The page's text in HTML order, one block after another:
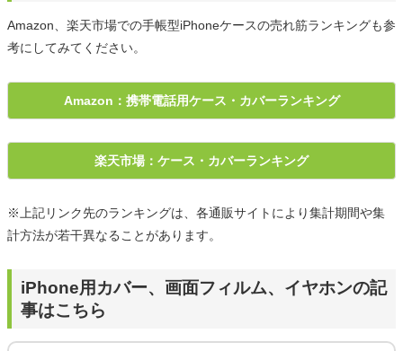
Amazon、楽天市場での手帳型iPhoneケースの売れ筋ランキングも参
考にしてみてください。
Amazon：携帯電話用ケース・カバーランキング
楽天市場：ケース・カバーランキング
※上記リンク先のランキングは、各通販サイトにより集計期間や集
計方法が若干異なることがあります。
iPhone用カバー、画面フィルム、イヤホンの記
事はこちら